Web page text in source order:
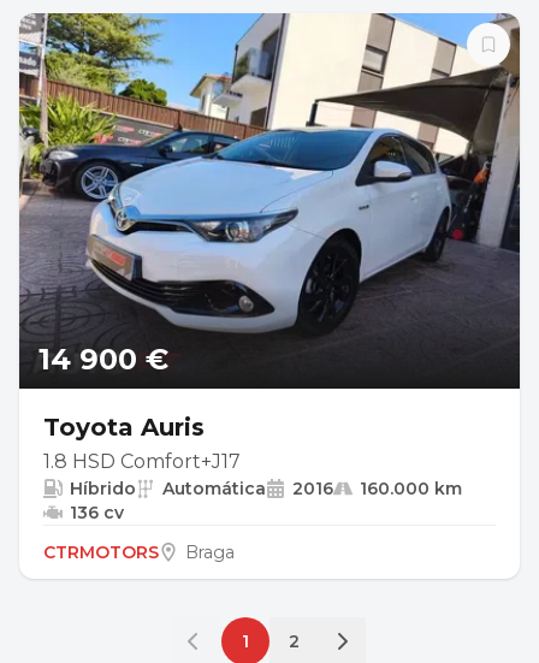
14 900 €
Toyota Auris
1.8 HSD Comfort+J17
Híbrido Automática 2016
160.000 km
136 cv
CTRMOTORS
Braga
1 2